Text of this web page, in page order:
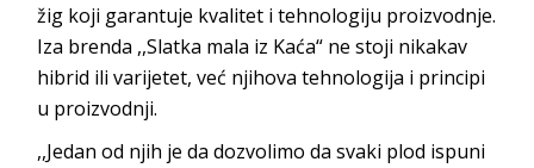
žig koji garantuje kvalitet i tehnologiju proizvodnje.
Iza brenda ,,Slatka mala iz Kaća“ ne stoji nikakav
hibrid ili varijetet, već njihova tehnologija i principi
u proizvodnji.
,,Jedan od njih je da dozvolimo da svaki plod ispuni